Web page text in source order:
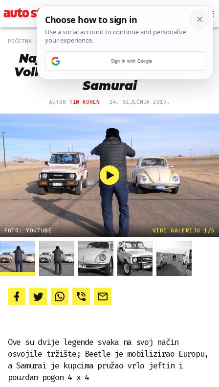
POČETNA AUTO
Najsporija utrka u ubrzanju:
Volkswagen 'buba' vs. Suzuki
Samurai
AUTOR TIN KOREN 24. SIJEČNJA 2019.
FOTO: YOUTUBE VIDI GALERIJU 1/5
Ove su dvije legende svaka na svoj način
osvojile tržište; Beetle je mobilizirao Europu,
a Samurai je kupcima pružao vrlo jeftin i
pouzdan pogon 4 x 4
Sign in with Google